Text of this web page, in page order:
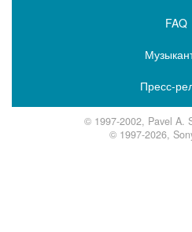
FAQ
Пресс-
© 1997-2002, Pavel A.
© 1997-2026,